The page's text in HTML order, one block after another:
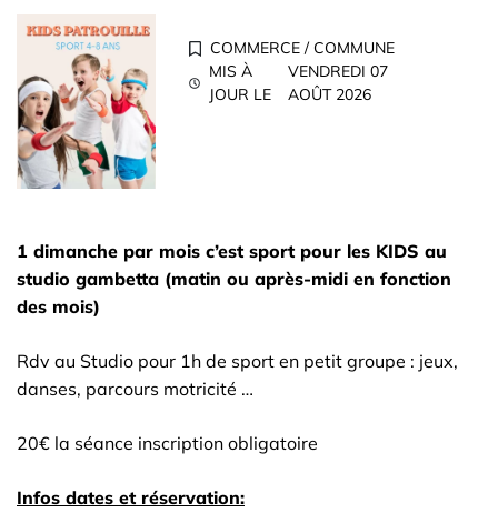
COMMERCE / COMMUNE
MIS À
JOUR LE
VENDREDI 07
AOÛT 2026
1 dimanche par mois c’est sport pour les KIDS au
studio gambetta (matin ou après-midi en fonction
des mois)
Rdv au Studio pour 1h de sport en petit groupe : jeux,
danses, parcours motricité …
20€ la séance inscription obligatoire
Infos dates et réservation: